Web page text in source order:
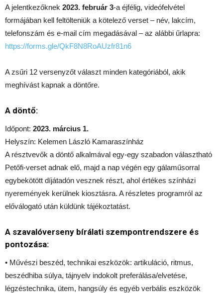
A jelentkezőknek 2023. február 3-a éjfélig, videófelvétel
formájában kell feltölteniük a kötelező verset – név, lakcím,
telefonszám és e-mail cím megadásával – az alábbi űrlapra:
https://forms.gle/QkF8N8RoAUzfr81n6
A zsűri 12 versenyzőt választ minden kategóriából, akik
meghívást kapnak a döntőre.
A döntő:
Időpont: 2023. március 1.
Helyszín: Kelemen László Kamaraszínház
A résztvevők a döntő alkalmával egy-egy szabadon választható
Petőfi-verset adnak elő, majd a nap végén egy gálaműsorral
egybekötött díjátadón vesznek részt, ahol értékes színházi
nyeremények kerülnek kiosztásra. A részletes programról az
előválogató után küldünk tájékoztatást.
A szavalóverseny bírálati szempontrendszere és
pontozása:
• Művészi beszéd, technikai eszközök: artikuláció, ritmus,
beszédhiba súlya, tájnyelv indokolt preferálása/elvetése,
légzéstechnika, ütem, hangsúly és egyéb verbális eszközök